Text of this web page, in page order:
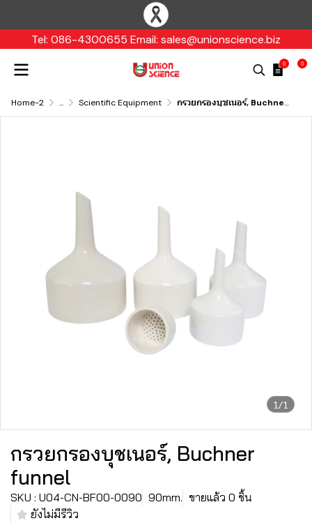
Tel: 086-4300655 Email: sales@unionscience.biz
0 0
Home-2 ... Scientific Equipment กรวยกรองบุชเนอร์, Buchner funnel
1/1
กรวยกรองบุชเนอร์, Buchner
funnel
SKU : U04-CN-BF00-0090 90mm. ขายแล้ว 0 ชิ้น
ยังไม่มีรีวิว